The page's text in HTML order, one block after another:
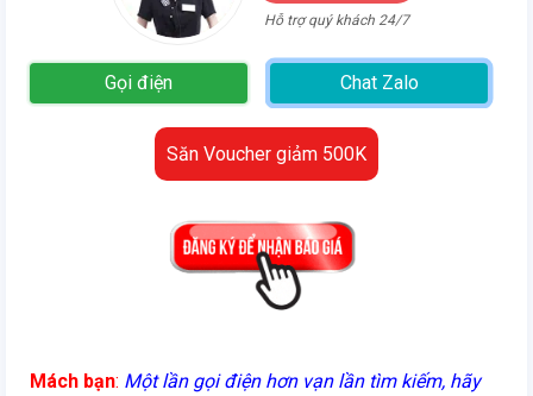
Hỗ trợ quý khách 24/7
Gọi điện Chat Zalo
Săn Voucher giảm 500K
Mách bạn: Một lần gọi điện hơn vạn lần tìm kiếm, hãy